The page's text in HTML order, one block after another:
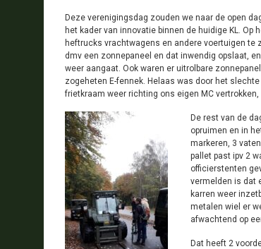
Deze verenigingsdag zouden we naar de open
het kader van innovatie binnen de huidige KL.
heftrucks vrachtwagens en andere voertuigen
dmv een zonnepaneel en dat inwendig opslaat,
weer aangaat. Ook waren er uitrolbare
zogeheten E-fennek. Helaas was door het
frietkraam weer richting ons eigen MC
De rest van de
opruimen en in
markeren, 3
pallet past ipv 2
officierstenten
vermelden is dat
karren weer
metalen wiel er
afwachtend op
Dat heeft 2